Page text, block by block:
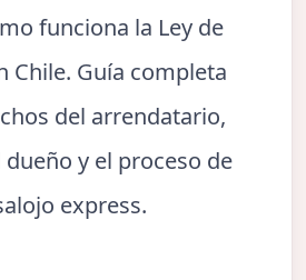
funciona la Ley de
Chile. Guía completa
del arrendatario,
y el proceso de
express.